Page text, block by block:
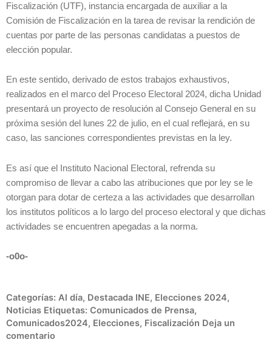
Fiscalización (UTF), instancia encargada de auxiliar a la
Comisión de Fiscalización en la tarea de revisar la rendición de
cuentas por parte de las personas candidatas a puestos de
elección popular.
En este sentido, derivado de estos trabajos exhaustivos,
realizados en el marco del Proceso Electoral 2024, dicha Unidad
presentará un proyecto de resolución al Consejo General en su
próxima sesión del lunes 22 de julio, en el cual reflejará, en su
caso, las sanciones correspondientes previstas en la ley.
Es así que el Instituto Nacional Electoral, refrenda su
compromiso de llevar a cabo las atribuciones que por ley se le
otorgan para dotar de certeza a las actividades que desarrollan
los institutos políticos a lo largo del proceso electoral y que dichas
actividades se encuentren apegadas a la norma.
-o0o-
Categorías: Al día, Destacada INE, Elecciones 2024,
Noticias Etiquetas: Comunicados de Prensa,
Comunicados2024, Elecciones, Fiscalización Deja un
comentario